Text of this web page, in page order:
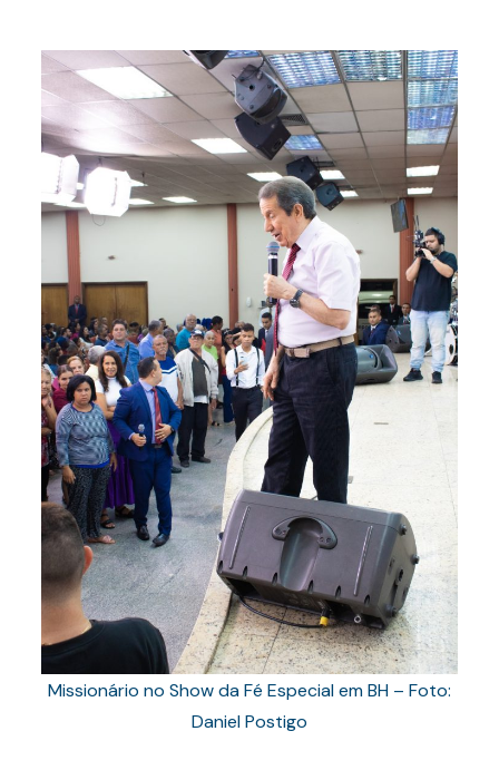
Missionário no Show da Fé Especial em BH – Foto:
Daniel Postigo